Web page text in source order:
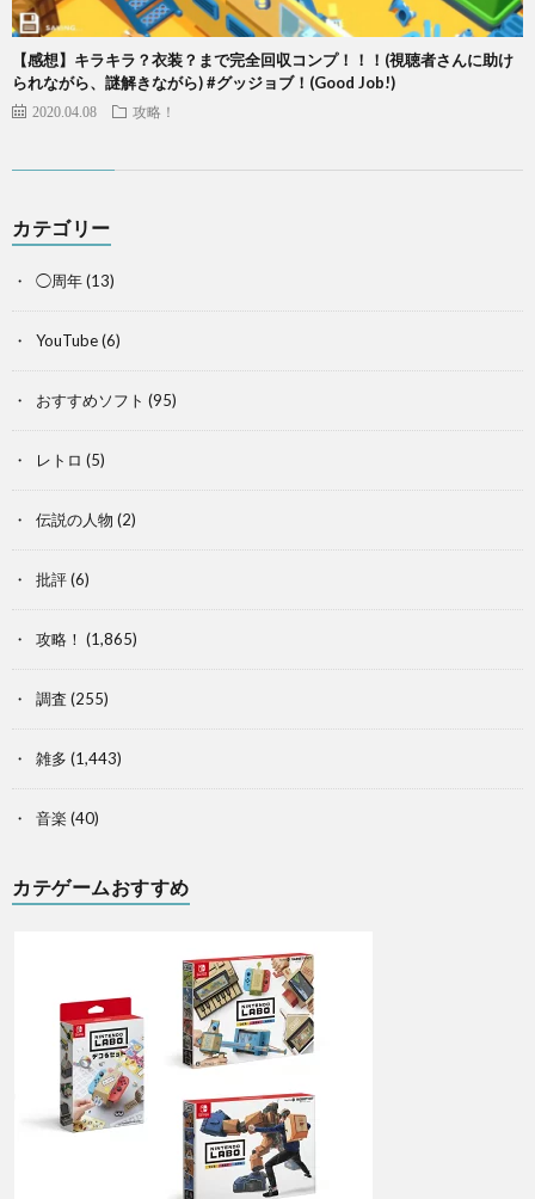
【感想】キラキラ？衣装？まで完全回収コンプ！！！(視聴者さんに助け
られながら、謎解きながら) #グッジョブ！(Good Job!)
2020.04.08 攻略！
カテゴリー
◯周年(13)
YouTube(6)
おすすめソフト (95)
レトロ (5)
伝説の人物 (2)
批評(6)
攻略！ (1,865)
調査 (255)
雑多 (1,443)
音楽 (40)
カテゲームおすすめ